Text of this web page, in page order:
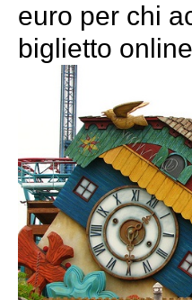
euro per chi
biglietto online